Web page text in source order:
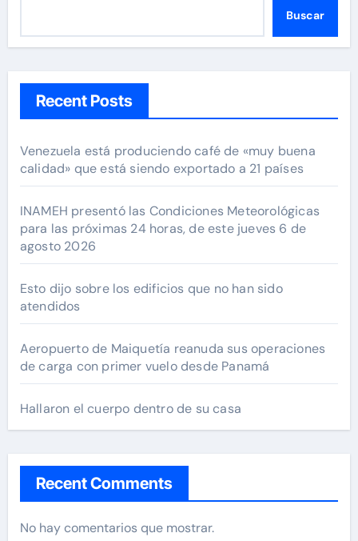
Buscar
Recent Posts
Venezuela está produciendo café de «muy buena
calidad» que está siendo exportado a 21 países
INAMEH presentó las Condiciones Meteorológicas
para las próximas 24 horas, de este jueves 6 de
agosto 2026
Esto dijo sobre los edificios que no han sido
atendidos
Aeropuerto de Maiquetía reanuda sus operaciones
de carga con primer vuelo desde Panamá
Hallaron el cuerpo dentro de su casa
Recent Comments
No hay comentarios que mostrar.